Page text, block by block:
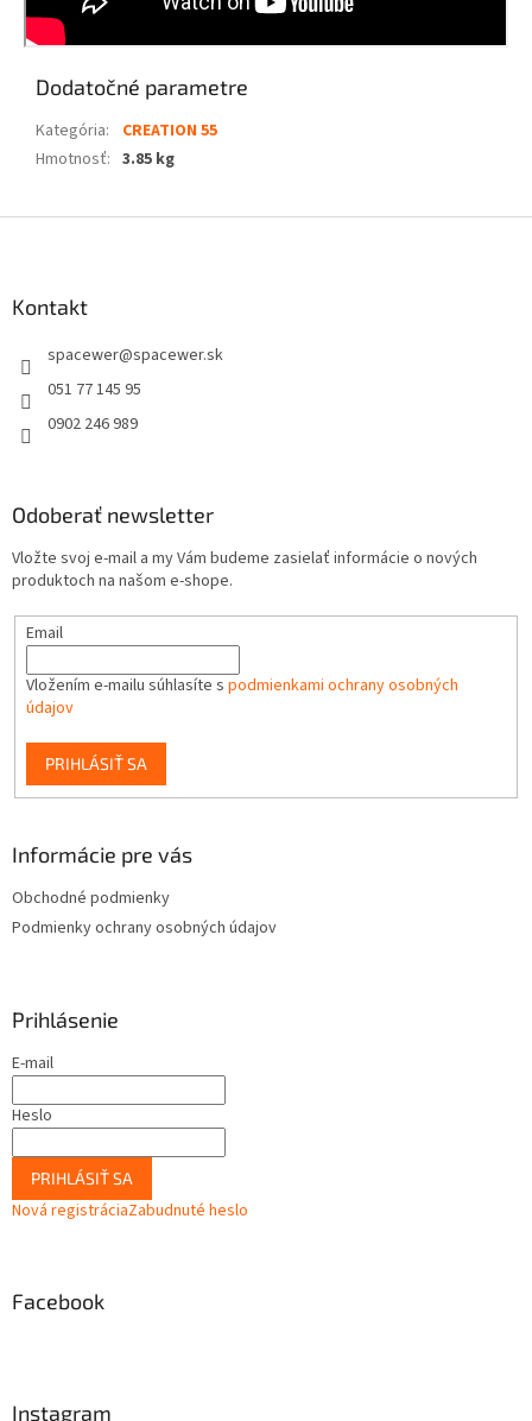
Dodatočné parametre
Kategória:
CREATION 55
Hmotnosť: 3.85 kg
Kontakt
spacewer@spacewer.sk
051 77 145 95
0902 246 989
Odoberať newsletter
Vložte svoj e-mail a my Vám budeme zasielať informácie o nových
produktoch na našom e-shope.
Email
Vložením e-mailu súhlasíte s podmienkami ochrany osobných
údajov
PRIHLÁSIŤ SA
Informácie pre vás
Obchodné podmienky
Podmienky ochrany osobných údajov
Prihlásenie
E-mail
Heslo
PRIHLÁSIŤ SA
Nová registráciaZabudnuté heslo
Facebook
Instagram